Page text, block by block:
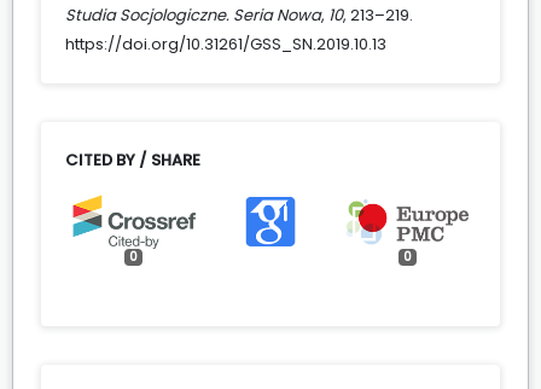
Studia Socjologiczne. Seria Nowa, 10, 213–219.
https://doi.org/10.31261/GSS_SN.2019.10.13
CITED BY / SHARE
0 0